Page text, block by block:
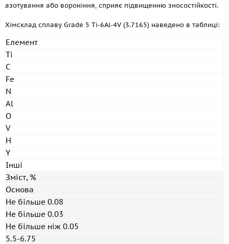
азотування або вороніння, сприяє підвищенню зносостійкості.
Хімсклад сплаву Grade 5 Ti-6Al-4V (3.7165) наведено в таблиці:
Елемент
Ti
C
Fe
N
Al
O
V
H
Y
Інші
Зміст, %
Основа
Не більше 0.08
Не більше 0.03
Не більше ніж 0.05
5.5-6.75